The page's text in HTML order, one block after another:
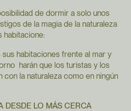
de dormir a solo unos
de la magia de la naturaleza
habitacione:
habitaciones frente al mar y
harán que los turistas y los
la naturaleza como en ningún
DESDE LO MÁS CERCA